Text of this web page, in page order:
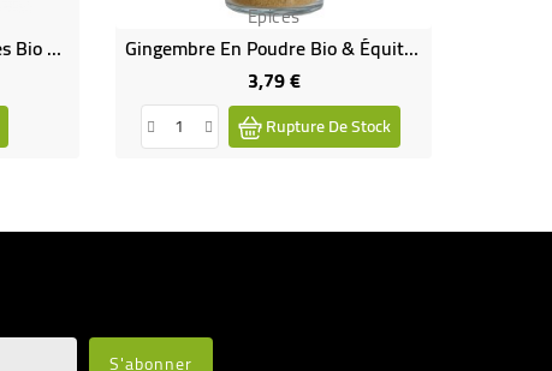
Cardamomes Vertes Entières Bio & Équitable
Epices
Gingembre En Poudre Bio & Équitable
3,79 €Prix
Rupture De Stock